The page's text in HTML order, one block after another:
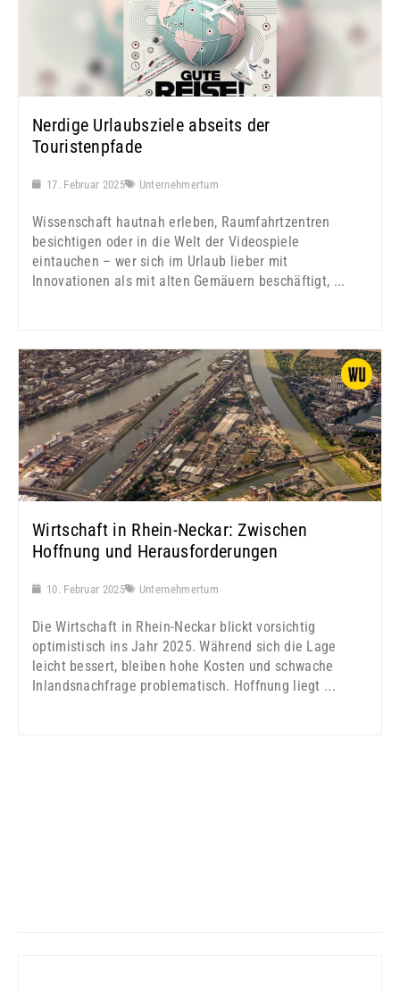
Nerdige Urlaubsziele abseits der
Touristenpfade
17. Februar 2025 Unternehmertum
Wissenschaft hautnah erleben, Raumfahrtzentren
besichtigen oder in die Welt der Videospiele
eintauchen – wer sich im Urlaub lieber mit
Innovationen als mit alten Gemäuern beschäftigt, ...
Wirtschaft in Rhein-Neckar: Zwischen
Hoffnung und Herausforderungen
10. Februar 2025 Unternehmertum
Die Wirtschaft in Rhein-Neckar blickt vorsichtig
optimistisch ins Jahr 2025. Während sich die Lage
leicht bessert, bleiben hohe Kosten und schwache
Inlandsnachfrage problematisch. Hoffnung liegt ...